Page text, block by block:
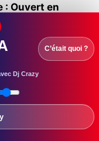
: Ouvert en
Val
- 28 juillet 2026
:
du Grand
(GHEF)
Dj Crazy
C’était quoi ?